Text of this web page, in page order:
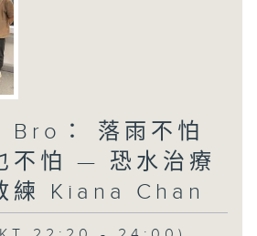
Bro： 落雨不怕
不怕 — 恐水治療
練 Kiana Chan